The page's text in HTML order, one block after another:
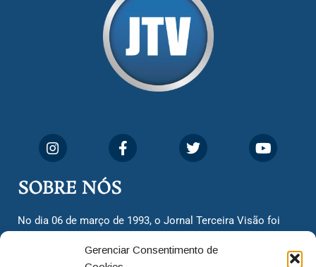
Gerenciar Consentimento de
SOBRE NÓS
No dia 06 de março de 1993, o Jornal Terceira Visão foi
cidadãos valinhenses, já que naquela época só existiam